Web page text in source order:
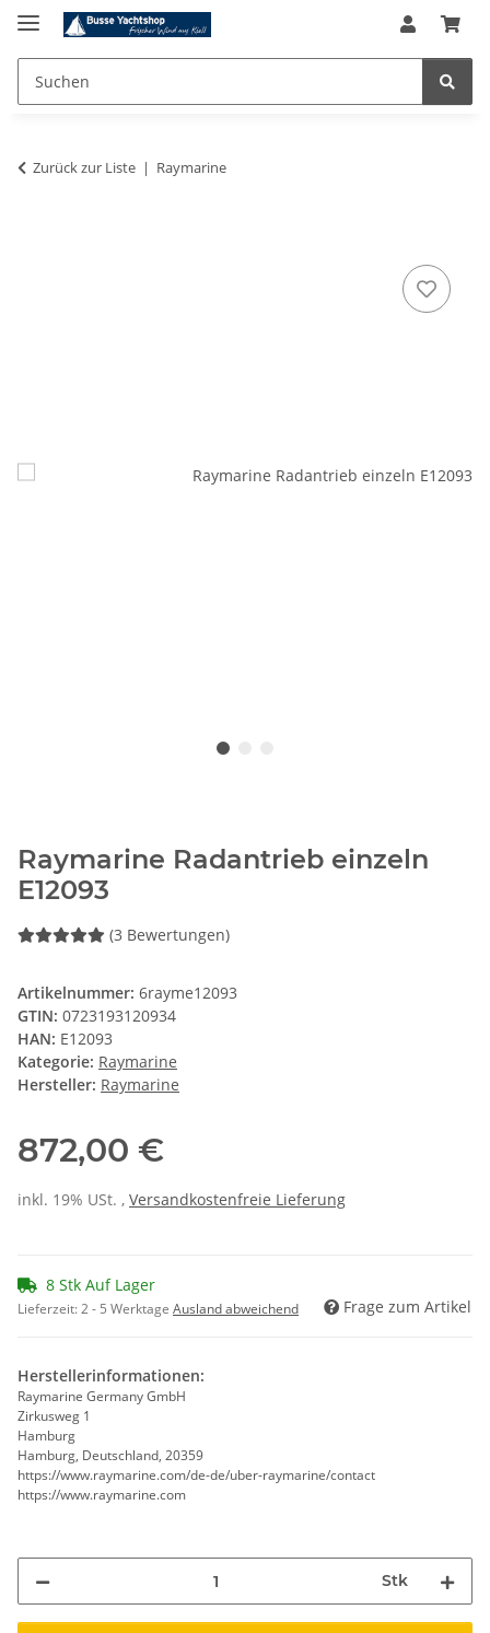
Zurück zur Liste Raymarine
Raymarine Radantrieb einzeln
E12093
(3 Bewertungen)
Artikelnummer: 6rayme12093
GTIN: 0723193120934
HAN: E12093
Kategorie: Raymarine
Hersteller: Raymarine
872,00 €
inkl. 19% USt. , Versandkostenfreie Lieferung
8 Stk Auf Lager
Lieferzeit:2 - 5 Werktage Ausland abweichend Frage zum Artikel
Herstellerinformationen:
Raymarine Germany GmbH
Zirkusweg 1
Hamburg
Hamburg, Deutschland, 20359
https://www.raymarine.com/de-de/uber-raymarine/contact
https://www.raymarine.com
Stk